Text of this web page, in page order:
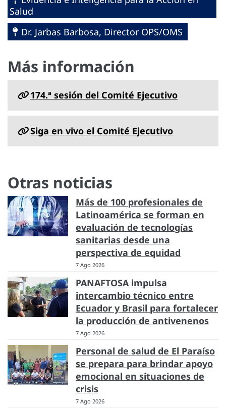
Salud
Dr. Jarbas Barbosa, Director OPS/OMS
Más información
174.ª sesión del Comité Ejecutivo
Siga en vivo el Comité Ejecutivo
Otras noticias
Más de 100 profesionales de
Latinoamérica se forman en
evaluación de tecnologías
sanitarias desde una
perspectiva de equidad
7 Ago 2026
PANAFTOSA impulsa
intercambio técnico entre
Ecuador y Brasil para fortalecer
la producción de antivenenos
7 Ago 2026
Personal de salud de El Paraíso
se prepara para brindar apoyo
emocional en situaciones de
crisis
7 Ago 2026